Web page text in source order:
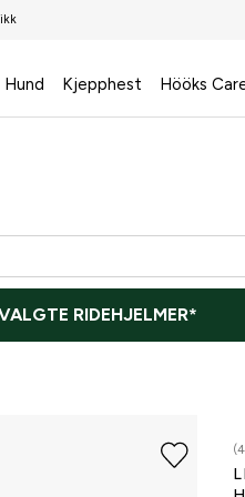
Hund Kjepphest Hööks
RIDEHJELMER*